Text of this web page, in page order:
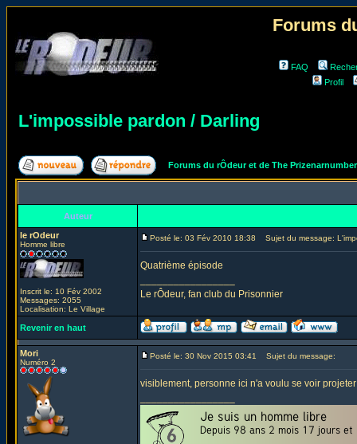
Forums
FAQ
Profil
L'impossible pardon / Darling
Forums du rÔdeur et de The
Auteur
le rOdeur
Homme libre
Inscrit le: 10 Fév 2002
Messages: 2055
Localisation: Le Village
Posté le: 03 Fév 2010 18:38 Sujet du message:
Quatrième épisode
Le rÔdeur, fan club du Prisonnier
Revenir en haut
Mori
Numéro 2
Posté le: 30 Nov 2015 03:41 Sujet du message:
visiblement, personne ici n'a voulu se voir